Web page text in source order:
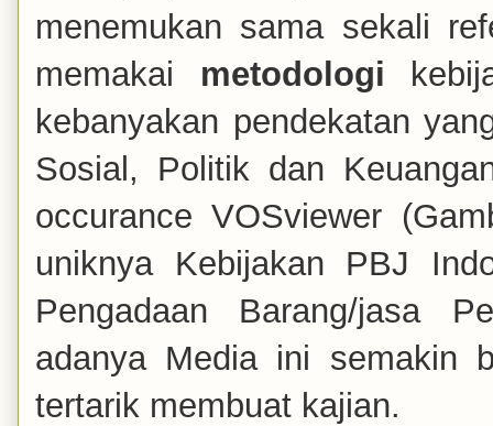
menemukan sama sekali
memakai metodologi
kebanyakan pendekatan
Sosial, Politik dan
occurance VOSviewer
uniknya Kebijakan PBJ
Pengadaan Barang/jasa
adanya Media ini semakin
tertarik membuat kajian.